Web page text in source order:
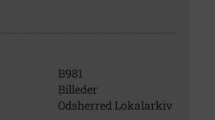
B981
Billeder
Odsherred Lokalarkiv